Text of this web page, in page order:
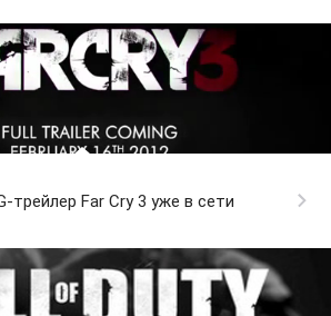
трейлер Far Cry 3 уже в сети